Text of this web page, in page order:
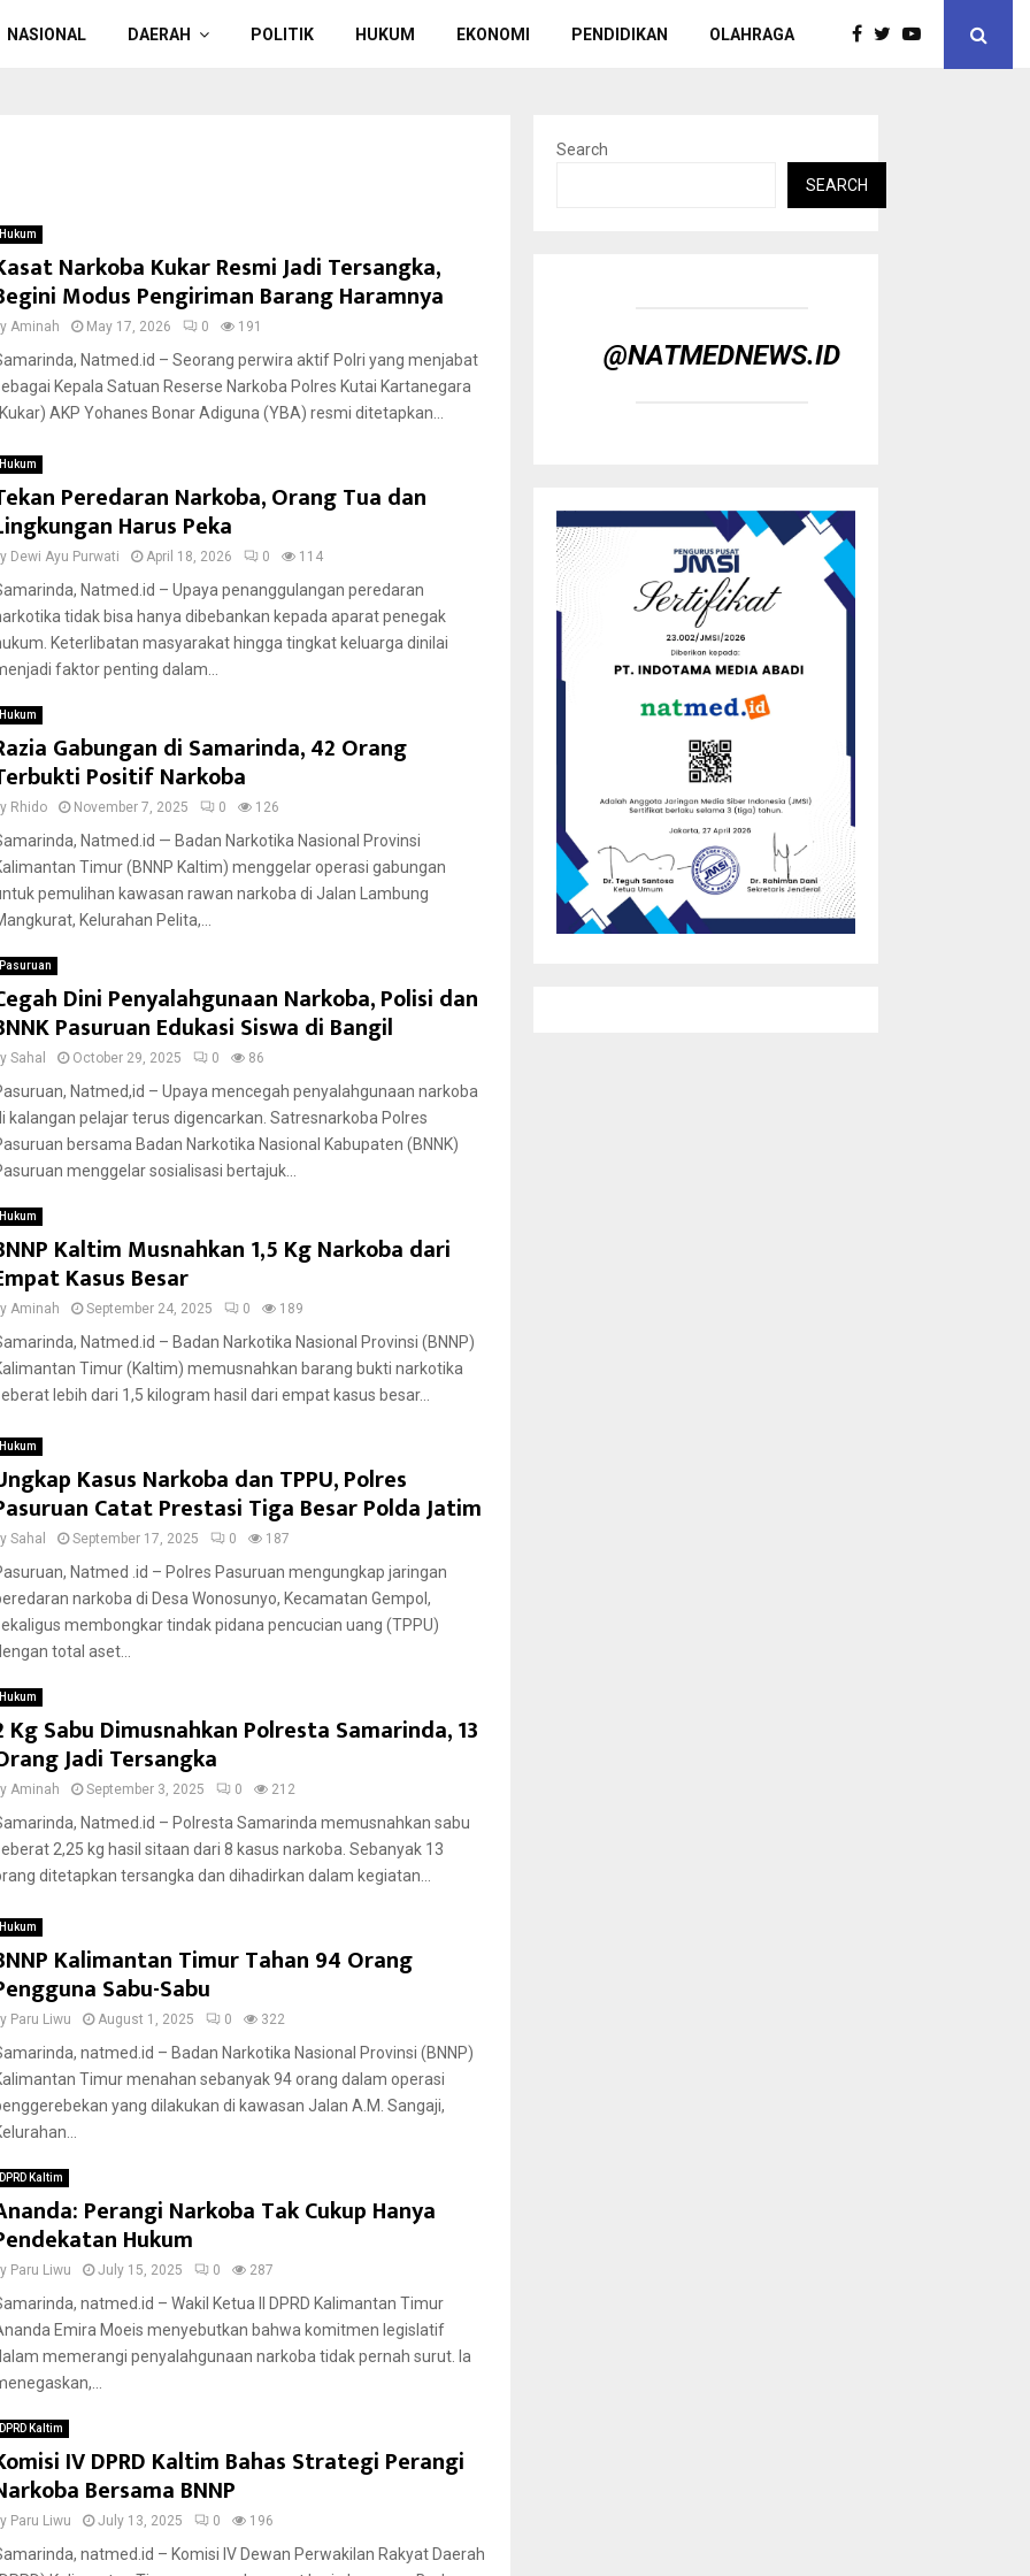
NASIONAL DAERAH POLITIK HUKUM EKONOMI PENDIDIKAN OLAHRAGA
Hukum
Narkoba Kukar Resmi Jadi Tersangka,
Modus Pengiriman Barang Haramnya
Aminah May 17, 2026 0 191
Natmed.id – Seorang perwira aktif Polri yang menjabat
Kepala Satuan Reserse Narkoba Polres Kutai Kartanegara
AKP Yohanes Bonar Adiguna (YBA) resmi ditetapkan...
Hukum
Peredaran Narkoba, Orang Tua dan
Harus Peka
Dewi Ayu Purwati April 18, 2026 0 114
Natmed.id – Upaya penanggulangan peredaran
tidak bisa hanya dibebankan kepada aparat penegak
Keterlibatan masyarakat hingga tingkat keluarga dinilai
faktor penting dalam...
Hukum
Gabungan di Samarinda, 42 Orang
Positif Narkoba
Rhido November 7, 2025 0 126
Natmed.id — Badan Narkotika Nasional Provinsi
Timur (BNNP Kaltim) menggelar operasi gabungan
pemulihan kawasan rawan narkoba di Jalan Lambung
Kelurahan Pelita,...
Pasuruan
Dini Penyalahgunaan Narkoba, Polisi dan
Pasuruan Edukasi Siswa di Bangil
Sahal October 29, 2025 0 86
Natmed,id – Upaya mencegah penyalahgunaan narkoba
kalangan pelajar terus digencarkan. Satresnarkoba Polres
bersama Badan Narkotika Nasional Kabupaten (BNNK)
menggelar sosialisasi bertajuk...
Hukum
Kaltim Musnahkan 1,5 Kg Narkoba dari
Kasus Besar
Aminah September 24, 2025 0 189
Natmed.id – Badan Narkotika Nasional Provinsi (BNNP)
Timur (Kaltim) memusnahkan barang bukti narkotika
lebih dari 1,5 kilogram hasil dari empat kasus besar...
Hukum
Kasus Narkoba dan TPPU, Polres
Catat Prestasi Tiga Besar Polda Jatim
Sahal September 17, 2025 0 187
Natmed .id – Polres Pasuruan mengungkap jaringan
narkoba di Desa Wonosunyo, Kecamatan Gempol,
membongkar tindak pidana pencucian uang (TPPU)
total aset...
Hukum
Kg Sabu Dimusnahkan Polresta Samarinda, 13
Jadi Tersangka
Aminah September 3, 2025 0 212
Natmed.id – Polresta Samarinda memusnahkan sabu
2,25 kg hasil sitaan dari 8 kasus narkoba. Sebanyak 13
ditetapkan tersangka dan dihadirkan dalam kegiatan...
Hukum
Kalimantan Timur Tahan 94 Orang
Sabu-Sabu
Paru Liwu August 1, 2025 0 322
natmed.id – Badan Narkotika Nasional Provinsi (BNNP)
Timur menahan sebanyak 94 orang dalam operasi
yang dilakukan di kawasan Jalan A.M. Sangaji,
DPRD Kaltim
Perangi Narkoba Tak Cukup Hanya
Hukum
Paru Liwu July 15, 2025 0 287
natmed.id – Wakil Ketua II DPRD Kalimantan Timur
Emira Moeis menyebutkan bahwa komitmen legislatif
memerangi penyalahgunaan narkoba tidak pernah surut. Ia
DPRD Kaltim
IV DPRD Kaltim Bahas Strategi Perangi
Bersama BNNP
Paru Liwu July 13, 2025 0 196
natmed.id – Komisi IV Dewan Perwakilan Rakyat Daerah
Search
SEARCH
@NATMEDNEWS.ID